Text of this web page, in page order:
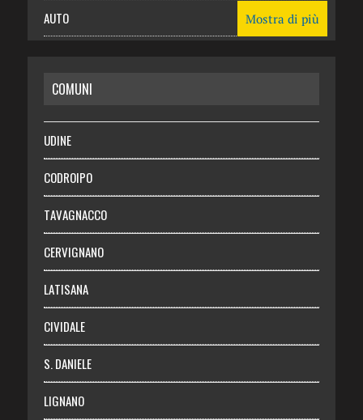
AUTO
RISPARMIO
SALUTE
Necrologie
Chi siamo
Abbonati
Login
Mostra di più
COMUNI
UDINE
CODROIPO
TAVAGNACCO
CERVIGNANO
LATISANA
CIVIDALE
S. DANIELE
LIGNANO